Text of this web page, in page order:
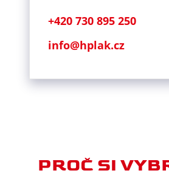
+420 730 895 250
info@hplak.cz
PROČ SI